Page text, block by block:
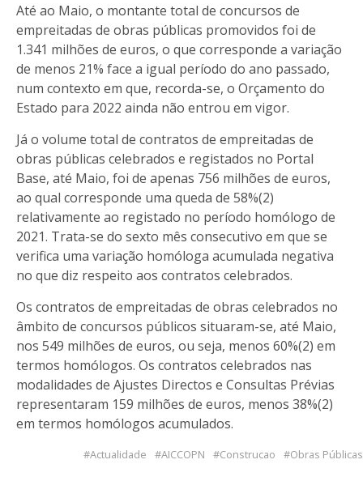
Até ao Maio, o montante total de concursos de
empreitadas de obras públicas promovidos foi de
1.341 milhões de euros, o que corresponde a variação
de menos 21% face a igual período do ano passado,
num contexto em que, recorda-se, o Orçamento do
Estado para 2022 ainda não entrou em vigor.
Já o volume total de contratos de empreitadas de
obras públicas celebrados e registados no Portal
Base, até Maio, foi de apenas 756 milhões de euros,
ao qual corresponde uma queda de 58%(2)
relativamente ao registado no período homólogo de
2021. Trata-se do sexto mês consecutivo em que se
verifica uma variação homóloga acumulada negativa
no que diz respeito aos contratos celebrados.
Os contratos de empreitadas de obras celebrados no
âmbito de concursos públicos situaram-se, até Maio,
nos 549 milhões de euros, ou seja, menos 60%(2) em
termos homólogos. Os contratos celebrados nas
modalidades de Ajustes Directos e Consultas Prévias
representaram 159 milhões de euros, menos 38%(2)
em termos homólogos acumulados.
Actualidade AICCOPN Construcao Obras Públicas